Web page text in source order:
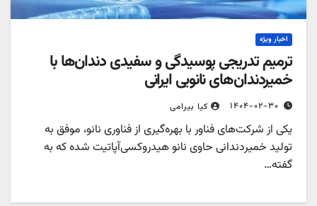
اخبار ویژه
ترمیم تدریجی پوسیدگی و سفیدی دندان‌ها با
خمیردندان‌های نانویی ایرانی
۱۴۰۴-۰۲-۳۰ کیا بیرامی
یکی از شرکت‌های فناور با بهره‌گیری از فناوری نانو، موفق به
تولید خمیردندانی حاوی نانو هیدروکسی‌آپاتیت شده که به
گفته…